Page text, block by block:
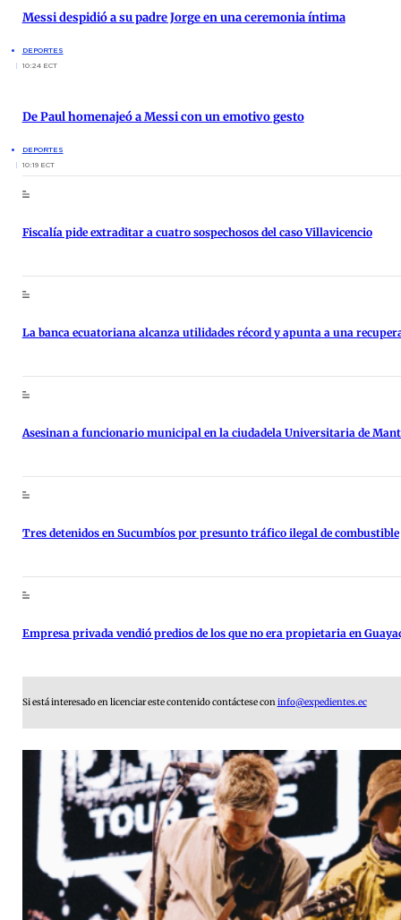
Messi despidió a su padre Jorge en una ceremonia íntima
DEPORTES
10:24 ECT
De Paul homenajeó a Messi con un emotivo gesto
DEPORTES
10:19 ECT
Fiscalía pide extraditar a cuatro sospechosos del caso Villavicencio
La banca ecuatoriana alcanza utilidades récord y apunta a una
Asesinan a funcionario municipal en la ciudadela Universitaria de
Tres detenidos en Sucumbíos por presunto tráfico ilegal de combustible
Empresa privada vendió predios de los que no era propietaria en
Si está interesado en licenciar este contenido contáctese coninfo@expedientes.ec